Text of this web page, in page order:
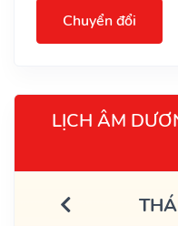
Chuyển đổi
LỊCH ÂM